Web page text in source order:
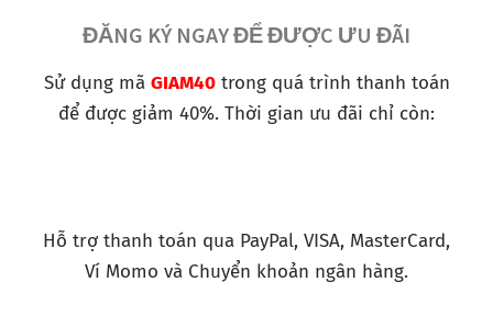
ĐĂNG KÝ NGAY ĐỂ ĐƯỢC ƯU ĐÃI
Sử dụng mã GIAM40trong quá trình thanh toán
để được giảm 40%. Thời gian ưu đãi chỉ còn:
Hỗ trợ thanh toán qua PayPal, VISA, MasterCard,
Ví Momo và Chuyển khoản ngân hàng.